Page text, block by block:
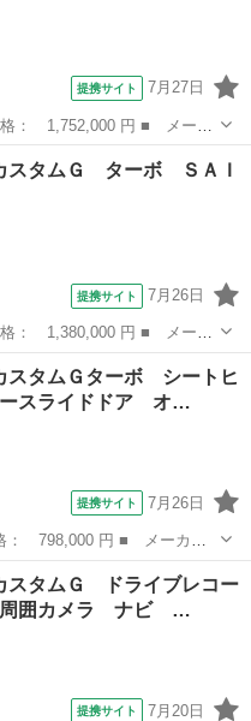
提携サイト 7月27日
■ グレード名： カスタム
社外 ９インチ ＳＤナビ／
スタムＧ ターボ ＳＡＩ
提携サイト 7月26日
■ グレード名： カスタム
■ ドア枚数： 5...
スタムＧターボ シートヒ
スライドドア オ…
提携サイト 7月26日
レード名： カスタムＧ
ライドドア オートライト
スタムＧ ドライブレコー
囲カメラ ナビ …
提携サイト 7月20日